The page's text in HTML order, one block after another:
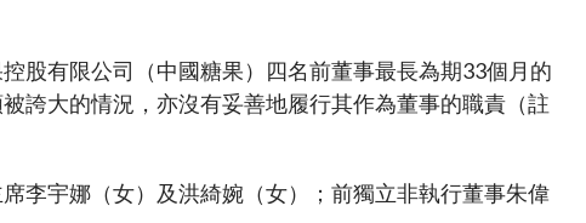
聯絡我們
公眾查詢：額外指引及查詢途徑
聆訊日程表
其他實用資料
核准證券登記機構
股有限公司（中國糖果）四名前董事最長為期33個月的
誇大的情況，亦沒有妥善地履行其作為董事的職責（註
李宇娜（女）及洪綺婉（女）；前獨立非執行董事朱偉